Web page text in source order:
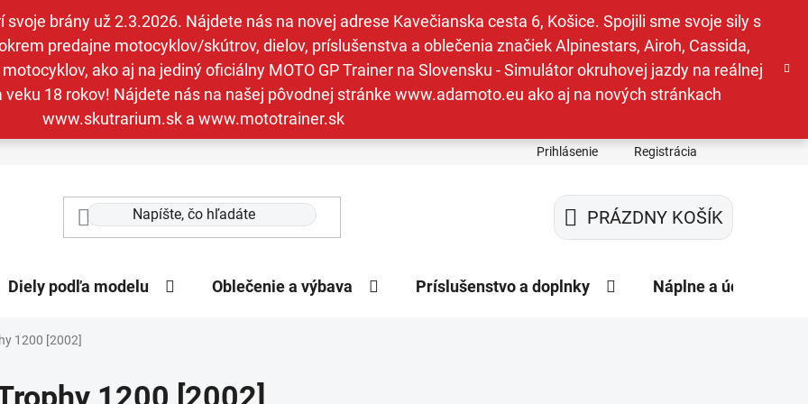
brány už 2.3.2026. Nájdete nás na novej adrese Kavečianska cesta 6, Košice. Spojili sme svoje sily s
predajne motocyklov/skútrov, dielov, príslušenstva a oblečenia značiek Alpinestars, Airoh, Cassida,
ako aj na jediný oficiálny MOTO GP Trainer na Slovensku - Simulátor okruhovej jazdy na reálnej
18 rokov! Nájdete nás na našej pôvodnej stránke www.adamoto.eu ako aj na nových stránkach
www.skutrarium.sk a www.mototrainer.sk
Prihlásenie Registrácia
NÁKUPNÝ
KOŠÍK
PRÁZDNY KOŠÍK
Diely podľa modelu Oblečenie a výbava Príslušenstvo a doplnky Náplne a údržba
1200 [2002]
1200 [2002]